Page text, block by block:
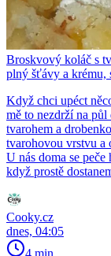
Broskvový koláč s
plný šťávy a krému,
Když chci upéct
mě to nezdrží na
tvarohem a
tvarohovou vrstvu a
U nás doma se
když prostě
Cooky.cz
dnes, 04:05
4 min